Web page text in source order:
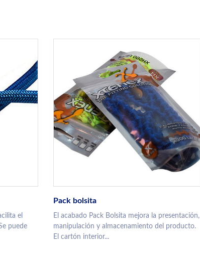
el
puede
Pack bolsita
El acabado Pack Bolsita mejora la presentación,
manipulación y almacenamiento del producto.
El cartón interior...